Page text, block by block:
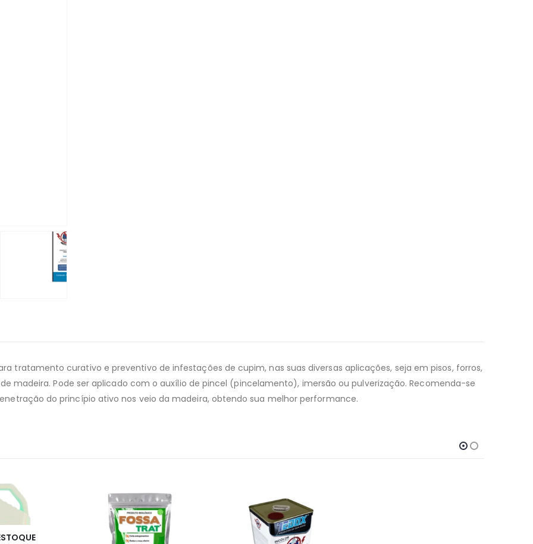
tratamento curativo e preventivo de infestações de cupim, nas suas diversas aplicações, seja em pisos, forros,
madeira. Pode ser aplicado com o auxílio de pincel (pincelamento), imersão ou pulverização. Recomenda-se
do princípio ativo nos veio da madeira, obtendo sua melhor performance.